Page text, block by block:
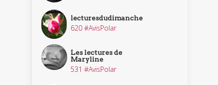
lecturesdudimanche
620 #AvisPolar
Les lectures de
Maryline
531 #AvisPolar